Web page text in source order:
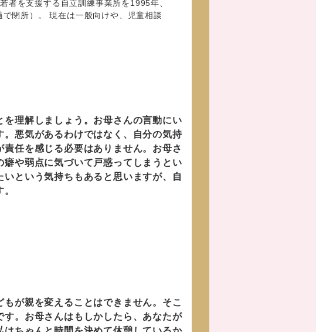
者を支援する自立訓練事業所を1995年、
閉所）。 現在は一般向けや、児童相談
理解しましょう。お母さんの言動にい
悪気があるわけではなく、自分の気持
任を感じる必要はありません。お母さ
や弱点に気づいて戸惑ってしまうとい
という気持ちもあると思いますが、自
が親を変えることはできません。そこ
。お母さんはもしかしたら、あなたが